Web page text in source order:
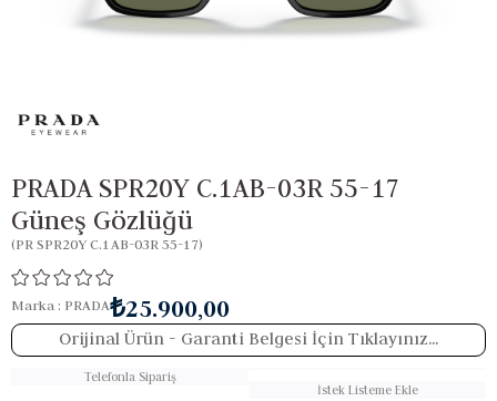
PRADA SPR20Y C.1AB-03R 55-17
Güneş Gözlüğü
(PR SPR20Y C.1AB-03R 55-17)
Marka : PRADA₺25.900,00
Orijinal Ürün - Garanti Belgesi İçin Tıklayınız...
Telefonla Sipariş
İstek Listeme Ekle